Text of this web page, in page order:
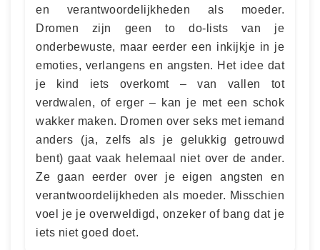
en verantwoordelijkheden als moeder.
Dromen zijn geen to do-lists van je
onderbewuste, maar eerder een inkijkje in je
emoties, verlangens en angsten. Het idee dat
je kind iets overkomt – van vallen tot
verdwalen, of erger – kan je met een schok
wakker maken. Dromen over seks met iemand
anders (ja, zelfs als je gelukkig getrouwd
bent) gaat vaak helemaal niet over de ander.
Ze gaan eerder over je eigen angsten en
verantwoordelijkheden als moeder. Misschien
voel je je overweldigd, onzeker of bang dat je
iets niet goed doet.